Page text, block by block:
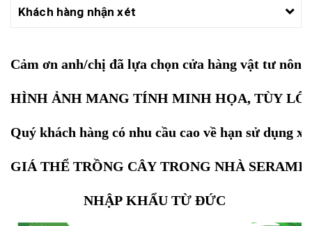
Khách hàng nhận xét
Cảm ơn anh/chị đã lựa chọn cửa hàng vật tư
HÌNH ẢNH MANG TÍNH MINH HỌA, TÙY
Quý khách hàng có nhu cầu cao về hạn sử dụng
GIÁ THỂ TRỒNG CÂY TRONG NHÀ
NHẬP KHẨU TỪ ĐỨC